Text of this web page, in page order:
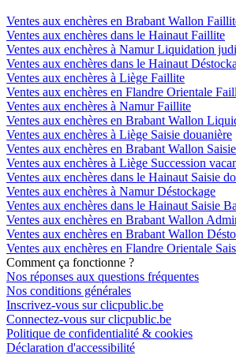
Ventes aux enchères en Brabant Wallon
Ventes aux enchères dans le Hainaut Faillite
Ventes aux enchères à Namur Liquidation
Ventes aux enchères dans le Hainaut
Ventes aux enchères à Liège Faillite
Ventes aux enchères en Flandre Orientale
Ventes aux enchères à Namur Faillite
Ventes aux enchères en Brabant Wallon
Ventes aux enchères à Liège Saisie douanière
Ventes aux enchères en Brabant Wallon
Ventes aux enchères à Liège Succession
Ventes aux enchères dans le Hainaut Saisie
Ventes aux enchères à Namur Déstockage
Ventes aux enchères dans le Hainaut Saisie
Ventes aux enchères en Brabant Wallon
Ventes aux enchères en Brabant Wallon
Ventes aux enchères en Flandre Orientale
Comment ça fonctionne ?
Nos réponses aux questions fréquentes
Nos conditions générales
Inscrivez-vous sur clicpublic.be
Connectez-vous sur clicpublic.be
Politique de confidentialité & cookies
Déclaration d'accessibilité